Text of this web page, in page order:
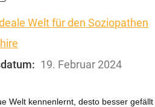
Welt für den Soziopathen
19. Februar 2024
Welt kennenlernt, desto besser